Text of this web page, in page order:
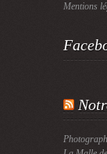
Mentions